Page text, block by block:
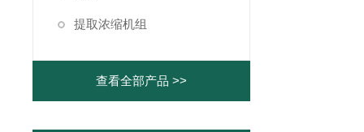
提取浓缩机组
查看全部产品 >>